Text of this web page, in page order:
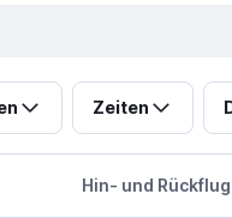
Zeiten
Hin- und Rückflug